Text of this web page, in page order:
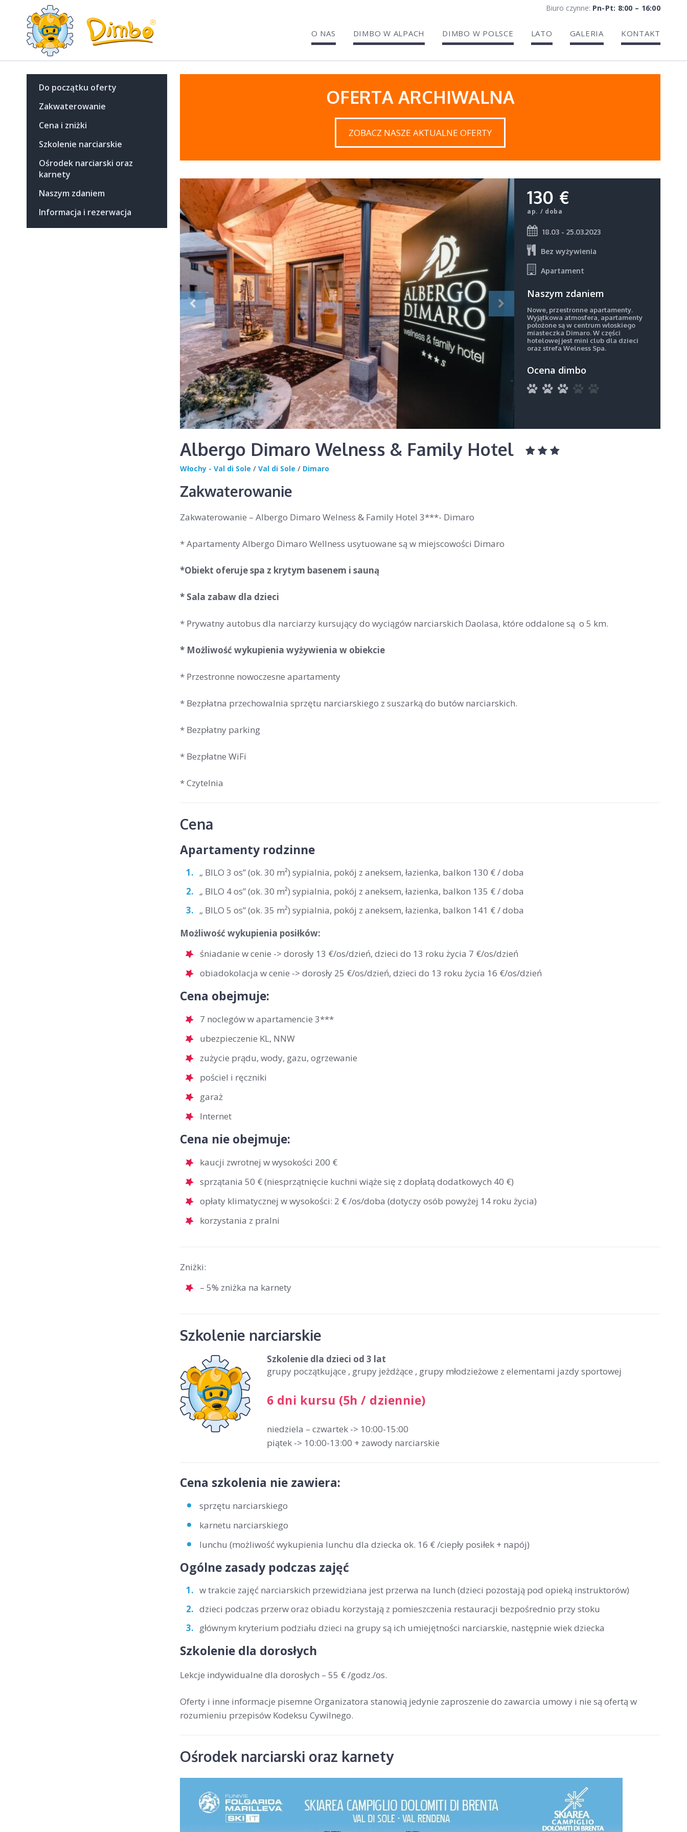
Biuro czynne: Pn-Pt: 8:00 – 16:00
O NAS DIMBO W ALPACH DIMBO W POLSCE LATO GALERIA KONTAKT
Do początku oferty
Zakwaterowanie
Cena i zniżki
Szkolenie narciarskie
Ośrodek narciarski oraz
karnety
Naszym zdaniem
Informacja i rezerwacja
OFERTA ARCHIWALNA
ZOBACZ NASZE AKTUALNE OFERTY
130 €
ap. / doba
18.03 - 25.03.2023
Bez wyżywienia
Apartament
Naszym zdaniem
Nowe, przestronne apartamenty.
Wyjątkowa atmosfera, apartamenty
położone są w centrum włoskiego
miasteczka Dimaro. W części
hotelowej jest mini club dla dzieci
oraz strefa Welness Spa.
Ocena dimbo
Albergo Dimaro Welness & Family Hotel
Włochy - Val di Sole / Val di Sole / Dimaro
Zakwaterowanie
Zakwaterowanie – Albergo Dimaro Welness & Family Hotel 3***- Dimaro
* Apartamenty Albergo Dimaro Wellness usytuowane są w miejscowości Dimaro
*Obiekt oferuje spa z krytym basenem i sauną
* Sala zabaw dla dzieci
* Prywatny autobus dla narciarzy kursujący do wyciągów narciarskich Daolasa, które oddalone są o 5 km.
* Możliwość wykupienia wyżywienia w obiekcie
* Przestronne nowoczesne apartamenty
* Bezpłatna przechowalnia sprzętu narciarskiego z suszarką do butów narciarskich.
* Bezpłatny parking
* Bezpłatne WiFi
* Czytelnia
Cena
Apartamenty rodzinne
„ BILO 3 os” (ok. 30 m²) sypialnia, pokój z aneksem, łazienka, balkon 130 € / doba
„ BILO 4 os” (ok. 30 m²) sypialnia, pokój z aneksem, łazienka, balkon 135 € / doba
„ BILO 5 os” (ok. 35 m²) sypialnia, pokój z aneksem, łazienka, balkon 141 € / doba
Możliwość wykupienia posiłków:
śniadanie w cenie -> dorosły 13 €/os/dzień, dzieci do 13 roku życia 7 €/os/dzień
obiadokolacja w cenie -> dorosły 25 €/os/dzień, dzieci do 13 roku życia 16 €/os/dzień
Cena obejmuje:
7 noclegów w apartamencie 3***
ubezpieczenie KL, NNW
zużycie prądu, wody, gazu, ogrzewanie
pościel i ręczniki
garaż
Internet
Cena nie obejmuje:
kaucji zwrotnej w wysokości 200 €
sprzątania 50 € (niesprzątnięcie kuchni wiąże się z dopłatą dodatkowych 40 €)
opłaty klimatycznej w wysokości: 2 € /os/doba (dotyczy osób powyżej 14 roku życia)
korzystania z pralni
Zniżki:
– 5% zniżka na karnety
Szkolenie narciarskie
Szkolenie dla dzieci od 3 lat
grupy początkujące , grupy jeżdżące , grupy młodzieżowe z elementami jazdy sportowej
6 dni kursu (5h / dziennie)
niedziela – czwartek -> 10:00-15:00
piątek -> 10:00-13:00 + zawody narciarskie
Cena szkolenia nie zawiera:
sprzętu narciarskiego
karnetu narciarskiego
lunchu (możliwość wykupienia lunchu dla dziecka ok. 16 € /ciepły posiłek + napój)
Ogólne zasady podczas zajęć
w trakcie zajęć narciarskich przewidziana jest przerwa na lunch (dzieci pozostają pod opieką instruktorów)
dzieci podczas przerw oraz obiadu korzystają z pomieszczenia restauracji bezpośrednio przy stoku
głównym kryterium podziału dzieci na grupy są ich umiejętności narciarskie, następnie wiek dziecka
Szkolenie dla dorosłych
Lekcje indywidualne dla dorosłych – 55 € /godz./os.
Oferty i inne informacje pisemne Organizatora stanowią jedynie zaproszenie do zawarcia umowy i nie są ofertą w
rozumieniu przepisów Kodeksu Cywilnego.
Ośrodek narciarski oraz karnety